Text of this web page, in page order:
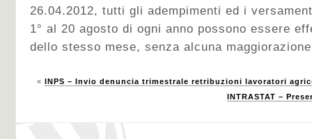
26.04.2012, tutti gli adempimenti ed i
1° al 20 agosto di ogni anno possono essere
dello stesso mese, senza alcuna
« INPS – Invio denuncia trimestrale retribuzioni lavoratori
INTRASTAT –